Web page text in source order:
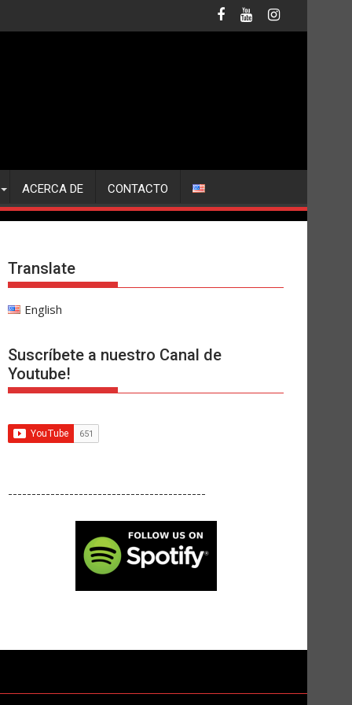
ACERCA DE CONTACTO
Translate
English
Suscríbete a nuestro Canal de
Youtube!
------------------------------------------